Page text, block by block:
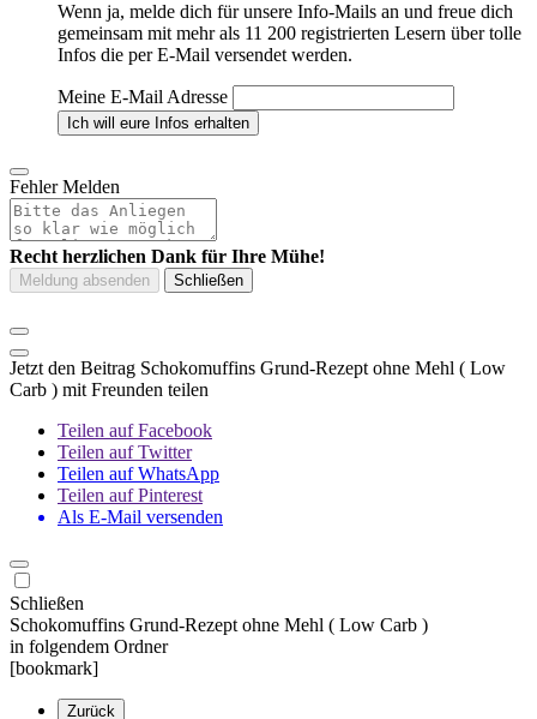
Wenn ja, melde dich für unsere Info-Mails an und freue dich
gemeinsam mit mehr als 11 200 registrierten Lesern über tolle
Infos die per E-Mail versendet werden.
Meine E-Mail Adresse
Fehler Melden
Recht herzlichen Dank für Ihre Mühe!
Jetzt den Beitrag Schokomuffins Grund-Rezept ohne Mehl ( Low
Carb ) mit Freunden teilen
Teilen auf Facebook
Teilen auf Twitter
Teilen auf WhatsApp
Teilen auf Pinterest
Als E-Mail versenden
Schließen
Schokomuffins Grund-Rezept ohne Mehl ( Low Carb )
in folgendem Ordner
[bookmark]
Zurück